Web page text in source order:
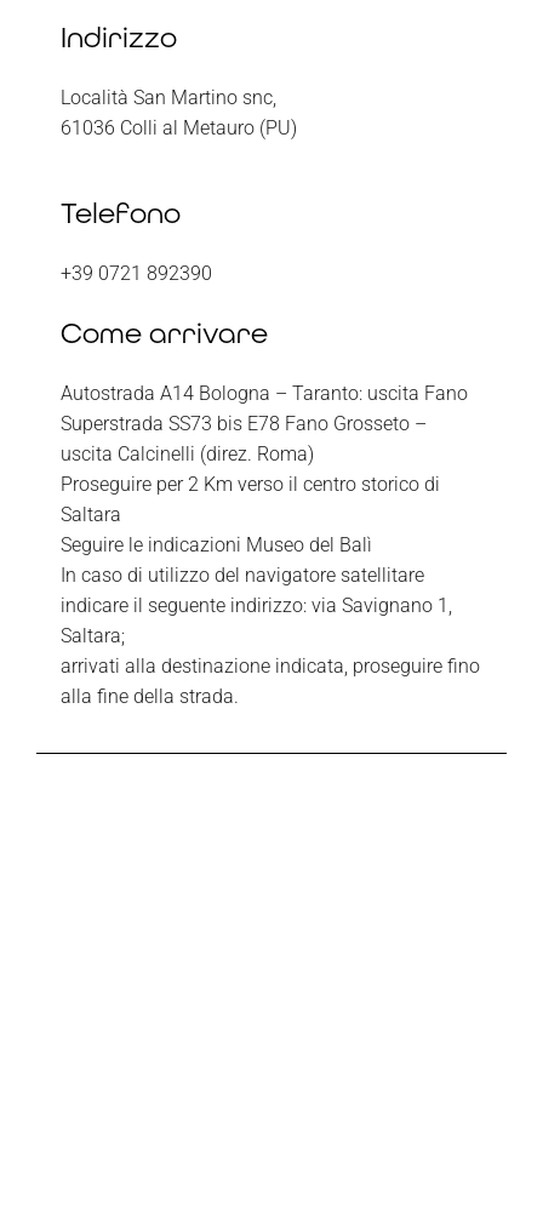
Indirizzo
Località San Martino snc,
61036 Colli al Metauro (PU)
Telefono
+39 0721 892390
Come arrivare
Autostrada A14 Bologna – Taranto: uscita Fano
Superstrada SS73 bis E78 Fano Grosseto –
uscita Calcinelli (direz. Roma)
Proseguire per 2 Km verso il centro storico di
Saltara
Seguire le indicazioni Museo del Balì
In caso di utilizzo del navigatore satellitare
indicare il seguente indirizzo: via Savignano 1,
Saltara;
arrivati alla destinazione indicata, proseguire fino
alla fine della strada.